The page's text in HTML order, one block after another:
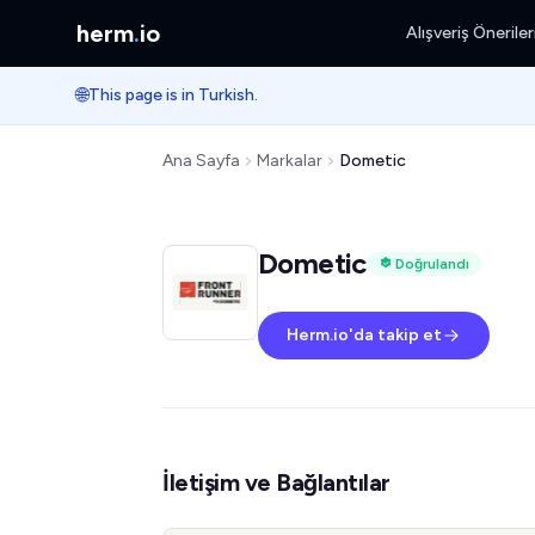
herm.io Alışveriş Önerileri
🌐This page is in Turkish.
Ana Sayfa Markalar Dometic
Dometic Doğrulandı
Herm.io'da takip et
İletişim ve Bağlantılar